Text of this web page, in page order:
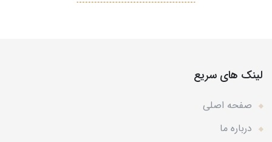
لینک های سریع
صفحه اصلی
درباره ما